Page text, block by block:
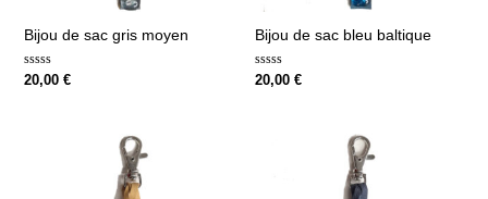
Bijou de sac gris moyen
Note
20,00 €
Bijou de sac bleu baltique
Note
20,00 €